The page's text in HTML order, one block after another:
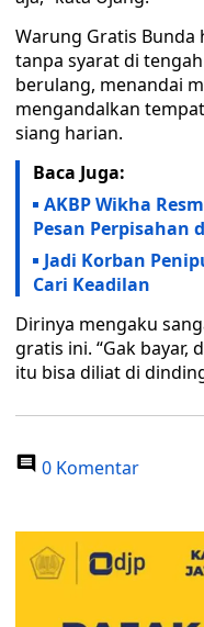
Warung Gratis Bunda
tanpa syarat di
berulang, menandai
mengandalkan
siang harian.
Baca Juga:
AKBP Wikha
Pesan Perpisahan
Jadi Korban
Cari Keadilan
Dirinya mengaku
gratis ini. “Gak bayar,
itu bisa diliat di
0 Komentar